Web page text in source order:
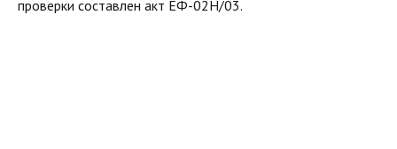
проверки составлен акт ЕФ-02Н/03.